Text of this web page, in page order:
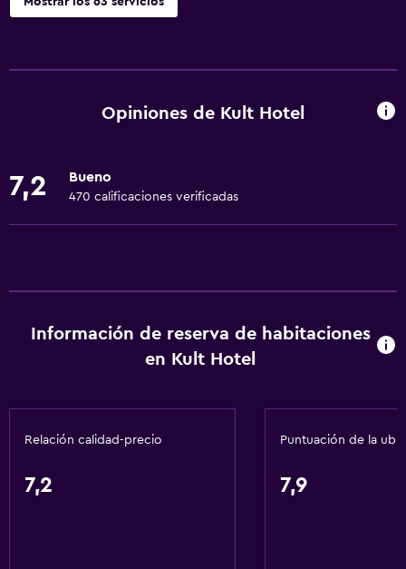
Wifi gratis
Extinguidor
Gel de ducha
Accesibilidad y adecuación
extra)
Opiniones de Kult Hotel
7,2 Bueno
470 calificaciones verificadas
Información de reserva de habitaciones
en Kult Hotel
Relación calidad-precio
7,2
Puntuación de la
7,9